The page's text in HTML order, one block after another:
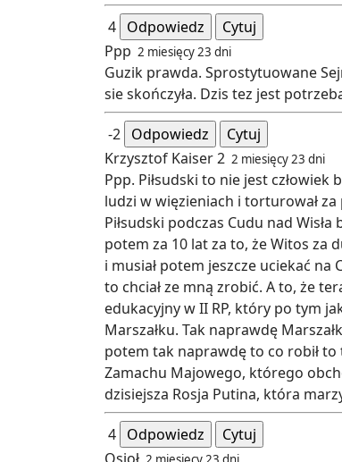
4 Odpowiedz
Cytuj
Ppp 2 miesięcy 23 dni
Guzik prawda. Sprostytuowane
sie skończyła. Dzis tez jest
-2 Odpowiedz
Cytuj
Krzysztof Kaiser 2 2 miesięcy 23 dni
Ppp. Piłsudski to nie jest człowiek
ludzi w więzieniach i torturował
Piłsudski podczas Cudu nad Wisła
potem za 10 lat za to, że Witos za
i musiał potem jeszcze uciekać na
to chciał ze mną zrobić. A to, że
edukacyjny w II RP, który po tym
Marszałku. Tak naprawdę
potem tak naprawdę to co robił
Zamachu Majowego, którego
dzisiejsza Rosja Putina, która
4 Odpowiedz
Cytuj